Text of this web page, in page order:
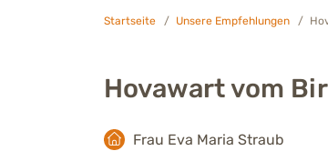
Startseite Unsere Empfehlungen
Hovawart vom
Frau Eva Maria Straub